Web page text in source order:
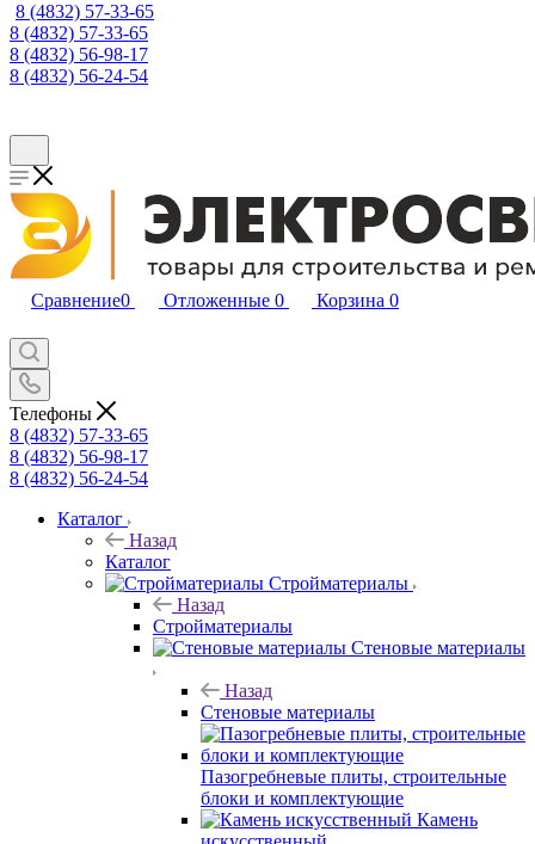
8 (4832) 57-33-65
8 (4832) 57-33-65
8 (4832) 56-98-17
8 (4832) 56-24-54
Сравнение0 Отложенные 0 Корзина 0
Телефоны
8 (4832) 57-33-65
8 (4832) 56-98-17
8 (4832) 56-24-54
Каталог
Назад
Каталог
Стройматериалы
Назад
Стройматериалы
Стеновые материалы
Назад
Стеновые материалы
Пазогребневые плиты, строительные
блоки и комплектующие
Камень